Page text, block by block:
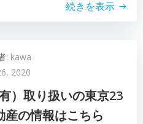
続きを表示
: kawa
2020
）取り扱いの東京23
産の情報はこちら